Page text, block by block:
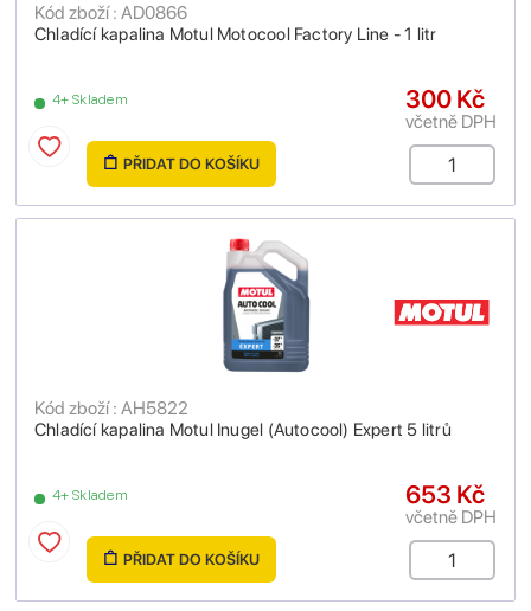
Chladící kapalina Motul Motocool Factory Line - 1 litr
Kód zboží : AD0866
4+ Skladem 300 Kč
včetně DPH
PŘIDAT DO KOŠÍKU
Chladící kapalina Motul Inugel (Autocool) Expert 5 litrů
Kód zboží : AH5822
4+ Skladem 653 Kč
včetně DPH
PŘIDAT DO KOŠÍKU